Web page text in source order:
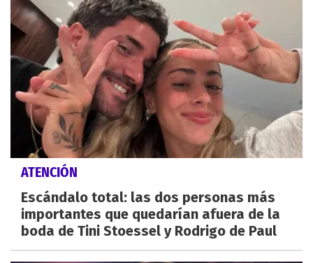
ATENCIÓN
Escándalo total: las dos personas más
importantes que quedarían afuera de la
boda de Tini Stoessel y Rodrigo de Paul